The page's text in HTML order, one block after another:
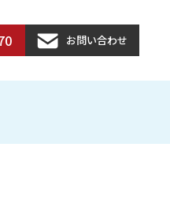
お問い合わせ